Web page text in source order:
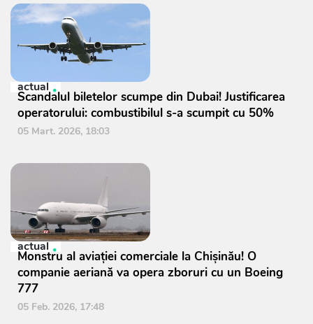
actual
Scandalul biletelor scumpe din Dubai! Justificarea
operatorului: combustibilul s-a scumpit cu 50%
05 Mart. 2026, 18:03
actual
Monstru al aviației comerciale la Chișinău! O
companie aeriană va opera zboruri cu un Boeing
777
05 Feb. 2026, 17:48